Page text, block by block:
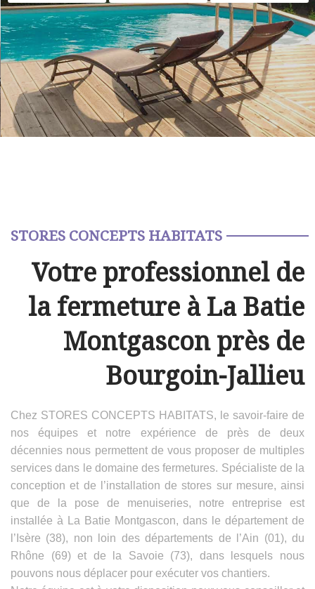
STORES CONCEPTS HABITATS
Votre professionnel de
la fermeture à La Batie
Montgascon près de
Bourgoin-Jallieu
Chez STORES CONCEPTS HABITATS, le savoir-faire de
nos équipes et notre expérience de près de deux
décennies nous permettent de vous proposer de multiples
services dans le domaine des fermetures. Spécialiste de la
conception et de l’installation de stores sur mesure, ainsi
que de la pose de menuiseries, notre entreprise est
installée à La Batie Montgascon, dans le département de
l’Isère (38), non loin des départements de l’Ain (01), du
Rhône (69) et de la Savoie (73), dans lesquels nous
pouvons nous déplacer pour exécuter vos chantiers.